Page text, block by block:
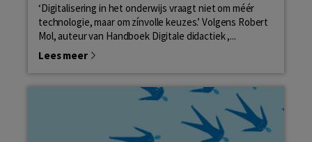
‘Digitalisering in het onderwijs vraagt niet om méér
technologie, maar om zínvolle keuzes.’ Volgens Robert
Mol, auteur van Handboek Digitale didactiek ,...
Lees meer